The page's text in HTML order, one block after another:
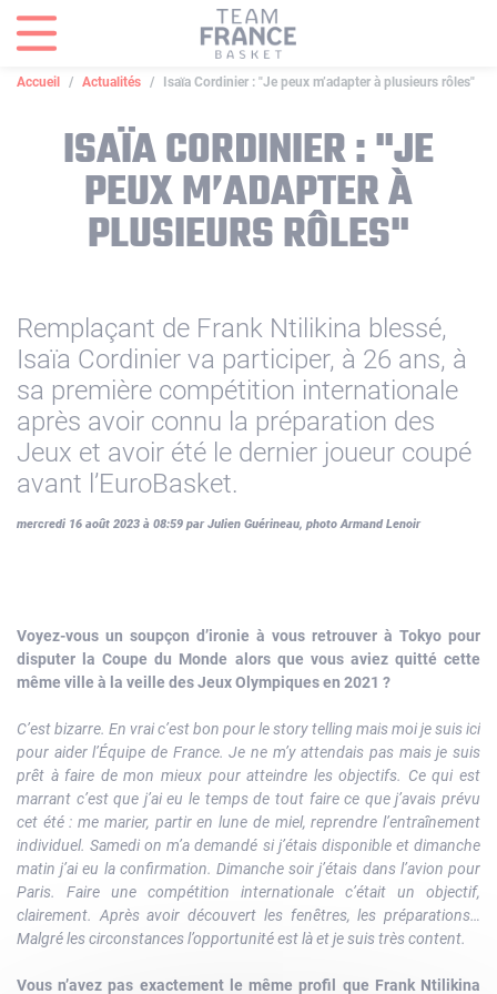
Accueil Actualités Isaïa Cordinier : "Je peux m’adapter à plusieurs rôles"
ISAÏA CORDINIER : "JE
PEUX M’ADAPTER À
PLUSIEURS RÔLES"
Remplaçant de Frank Ntilikina blessé,
Isaïa Cordinier va participer, à 26 ans, à
sa première compétition internationale
après avoir connu la préparation des
Jeux et avoir été le dernier joueur coupé
avant l’EuroBasket.
mercredi 16 août 2023 à 08:59 par Julien Guérineau, photo Armand Lenoir
Voyez-vous un soupçon d’ironie à vous retrouver à Tokyo pour
disputer la Coupe du Monde alors que vous aviez quitté cette
même ville à la veille des Jeux Olympiques en 2021 ?
C’est bizarre. En vrai c’est bon pour le story telling mais moi je suis ici
pour aider l’Équipe de France. Je ne m’y attendais pas mais je suis
prêt à faire de mon mieux pour atteindre les objectifs. Ce qui est
marrant c’est que j’ai eu le temps de tout faire ce que j’avais prévu
cet été : me marier, partir en lune de miel, reprendre l’entraînement
individuel. Samedi on m’a demandé si j’étais disponible et dimanche
matin j’ai eu la confirmation. Dimanche soir j’étais dans l’avion pour
Paris. Faire une compétition internationale c’était un objectif,
clairement. Après avoir découvert les fenêtres, les préparations…
Malgré les circonstances l’opportunité est là et je suis très content.
Vous n’avez pas exactement le même profil que Frank Ntilikina
Panneau de gestion des cookies